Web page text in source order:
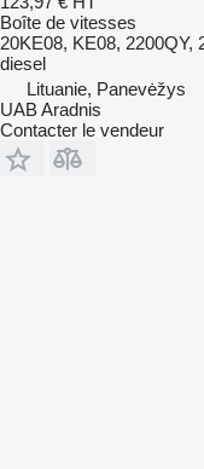
Boîte de vitesses
20KE08, KE08, 2200QY,
diesel
Lituanie, Panevėžys
UAB Aradnis
Contacter le vendeur